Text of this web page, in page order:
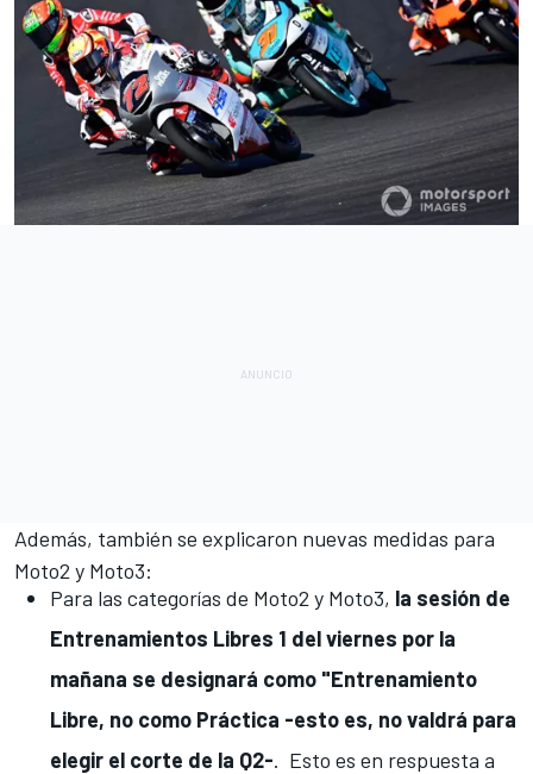
Además, también se explicaron nuevas medidas para
Moto2 y Moto3:
Para las categorías de Moto2 y Moto3, la sesión de
Entrenamientos Libres 1 del viernes por la
mañana se designará como "Entrenamiento
Libre, no como Práctica -esto es, no valdrá para
elegir el corte de la Q2-. Esto es en respuesta a